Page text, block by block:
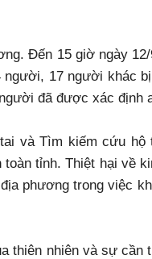
Đến 15 giờ ngày
người, 17 người khác
đã được xác định
và Tìm kiếm cứu hộ
tỉnh. Thiệt hại về
phương trong việc
thiên nhiên và sự cần